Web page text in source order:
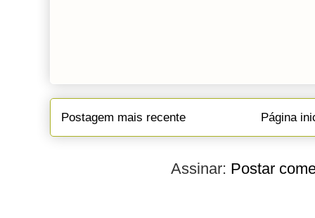
Postagem mais recente Página
Assinar: Postar